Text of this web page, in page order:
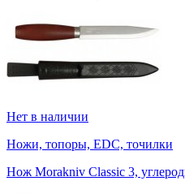
Нет в наличии
Ножи, топоры, EDC, точилки
Нож Morakniv Classic 3,